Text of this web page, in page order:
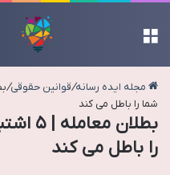
مجله ایده رسانه/قوانین حقوقی/
شما را باطل می کند
را باطل می کند